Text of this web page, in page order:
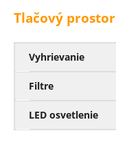
Tlačový prostor
Vyhrievanie
Filtre
LED osvetlenie